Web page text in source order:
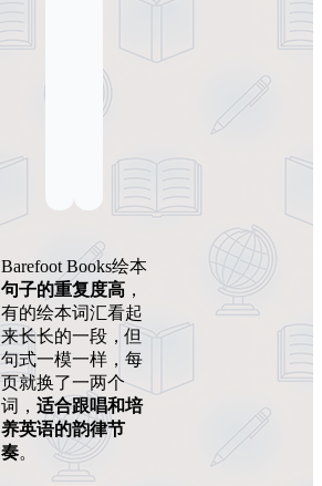
Barefoot Books绘本
句子的重复度高 ，
有的绘本词汇看起
来长长的一段，但
句式一模一样，每
页就换了一两个
词， 适合跟唱和培
养英语的韵律节
奏。